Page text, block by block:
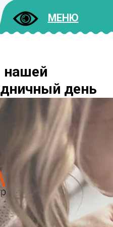
МЕНЮ
ДОКУМЕНТЫ
И ЦЕНЫ
нашей
день